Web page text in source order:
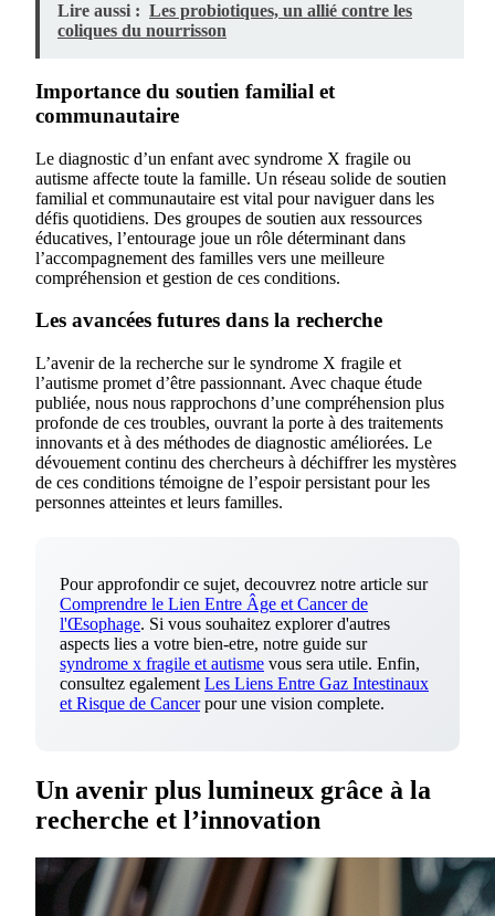
Lire aussi : Les probiotiques, un allié contre les
coliques du nourrisson
Importance du soutien familial et
communautaire
Le diagnostic d’un enfant avec syndrome X fragile ou
autisme affecte toute la famille. Un réseau solide de soutien
familial et communautaire est vital pour naviguer dans les
défis quotidiens. Des groupes de soutien aux ressources
éducatives, l’entourage joue un rôle déterminant dans
l’accompagnement des familles vers une meilleure
compréhension et gestion de ces conditions.
Les avancées futures dans la recherche
L’avenir de la recherche sur le syndrome X fragile et
l’autisme promet d’être passionnant. Avec chaque étude
publiée, nous nous rapprochons d’une compréhension plus
profonde de ces troubles, ouvrant la porte à des traitements
innovants et à des méthodes de diagnostic améliorées. Le
dévouement continu des chercheurs à déchiffrer les mystères
de ces conditions témoigne de l’espoir persistant pour les
personnes atteintes et leurs familles.
Pour approfondir ce sujet, decouvrez notre article sur
Comprendre le Lien Entre Âge et Cancer de
l'Œsophage. Si vous souhaitez explorer d'autres
aspects lies a votre bien-etre, notre guide sur
syndrome x fragile et autisme vous sera utile. Enfin,
consultez egalement Les Liens Entre Gaz Intestinaux
et Risque de Cancerpour une vision complete.
Un avenir plus lumineux grâce à la
recherche et l’innovation